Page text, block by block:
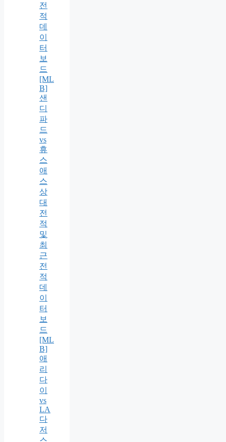
전
적
데
이
터
보
드
[ML
B]
샌
디
파
드
vs
휴
스
애
스
상
대
전
적
및
최
근
전
적
데
이
터
보
드
[ML
B]
애
리
다
이
vs
LA
다
저
스